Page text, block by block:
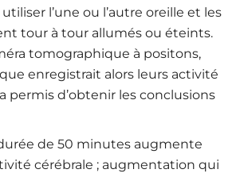
l’une ou l’autre oreille et les
tour à tour allumés ou éteints.
tomographique à positons,
enregistrait alors leurs activité
permis d’obtenir les conclusions
de 50 minutes augmente
cérébrale ; augmentation qui